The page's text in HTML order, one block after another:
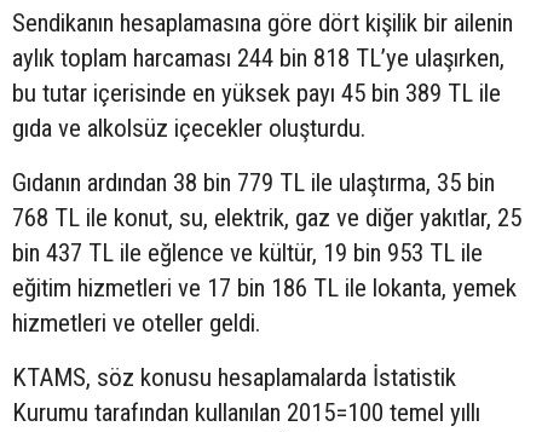
Sendikanın hesaplamasına göre dört kişilik bir ailenin
aylık toplam harcaması 244 bin 818 TL’ye ulaşırken,
bu tutar içerisinde en yüksek payı 45 bin 389 TL ile
gıda ve alkolsüz içecekler oluşturdu.
Gıdanın ardından 38 bin 779 TL ile ulaştırma, 35 bin
768 TL ile konut, su, elektrik, gaz ve diğer yakıtlar, 25
bin 437 TL ile eğlence ve kültür, 19 bin 953 TL ile
eğitim hizmetleri ve 17 bin 186 TL ile lokanta, yemek
hizmetleri ve oteller geldi.
KTAMS, söz konusu hesaplamalarda İstatistik
Kurumu tarafından kullanılan 2015=100 temel yıllı